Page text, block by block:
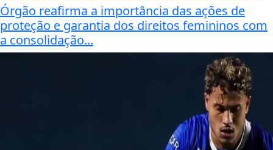
Órgão reafirma a importância das ações de
proteção e garantia dos direitos femininos com
a consolidação...